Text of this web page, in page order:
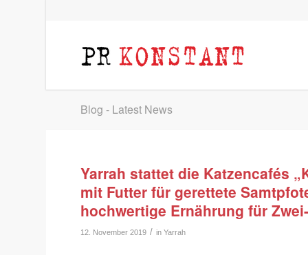
Blog - Latest News
Yarrah stattet die Katzencafés
mit Futter für gerettete
hochwertige Ernährung für
12. November 2019 / inYarrah